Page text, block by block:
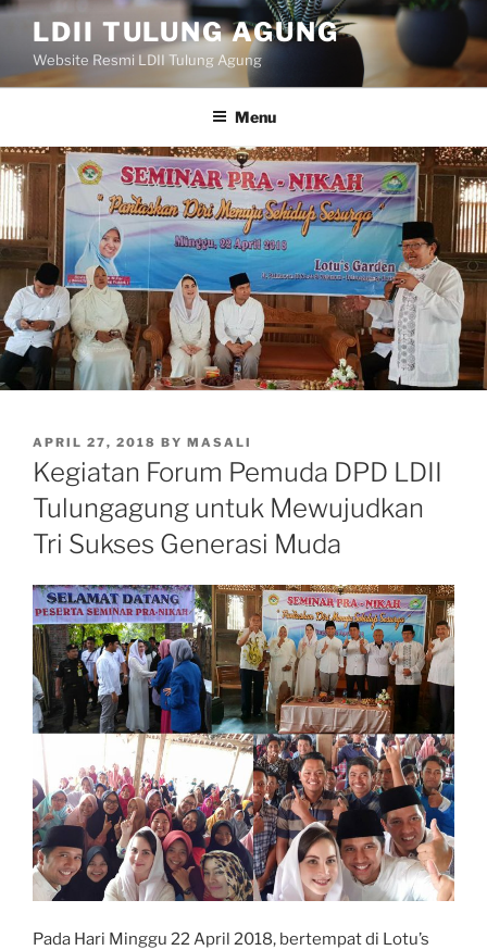
Skip
content
LDII TULUNG AGUNG
Website Resmi LDII Tulung Agung
Menu
POSTED
ON
APRIL 27, 2018 BY MASALI
Kegiatan Forum Pemuda DPD LDII
Tulungagung untuk Mewujudkan
Tri Sukses Generasi Muda
Pada Hari Minggu 22 April 2018, bertempat di Lotu’s